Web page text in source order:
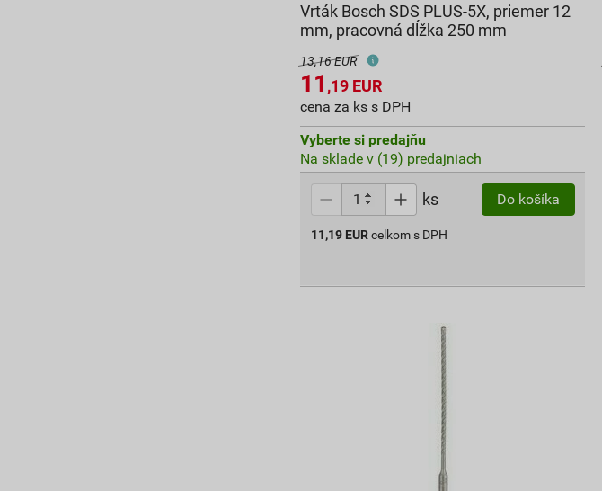
Vrták Bosch SDS PLUS-5X, priemer 12
mm, pracovná dĺžka 250 mm
13,16 EUR
11 ,19 EUR
cena za ks s DPH
Vyberte si predajňu
Na sklade v (19) predajniach
ks Do košíka
11,19 EUR celkom s DPH